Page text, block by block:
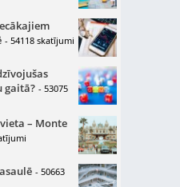
- 54118 skatījumi
gaitā? - 53075
– Monte
- 50663